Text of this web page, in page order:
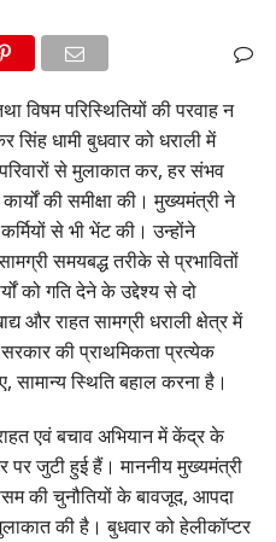
विषम परिस्थितियों की परवाह न
सिंह धामी बुधवार को धराली में
से मुलाकात कर, हर संभव
की समीक्षा की। मुख्यमंत्री ने
से भी भेंट की। उन्होंने
समयबद्ध तरीके से प्रभावितों
को गति देने के उद्देश्य से दो
और राहत सामग्री धराली क्षेत्र में
की प्राथमिकता प्रत्येक
सामान्य स्थिति बहाल करना है।
एवं बचाव अभियान में केंद्र के
पर जुटी हुई हैं। माननीय मुख्यमंत्री
की चुनौतियों के बावजूद, आपदा
की है। बुधवार को हेलीकॉप्टर